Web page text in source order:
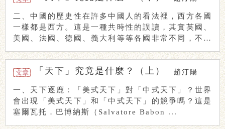
二、中國的歷史性在許多中國人的看法裡，西方各國
一樣都是西方。這是一種共時性的誤讀，其實英國、
美國、法國、德國、義大利等等各國非常不同，不能
簡單 ...
「天下」究竟是什麼？（上） 趙汀陽
一、天下逐鹿：「美式天下」對「中式天下」？世界
會出現「美式天下」和「中式天下」的競爭嗎？這是
塞爾瓦托．巴博納斯（Salvatore Babon ...